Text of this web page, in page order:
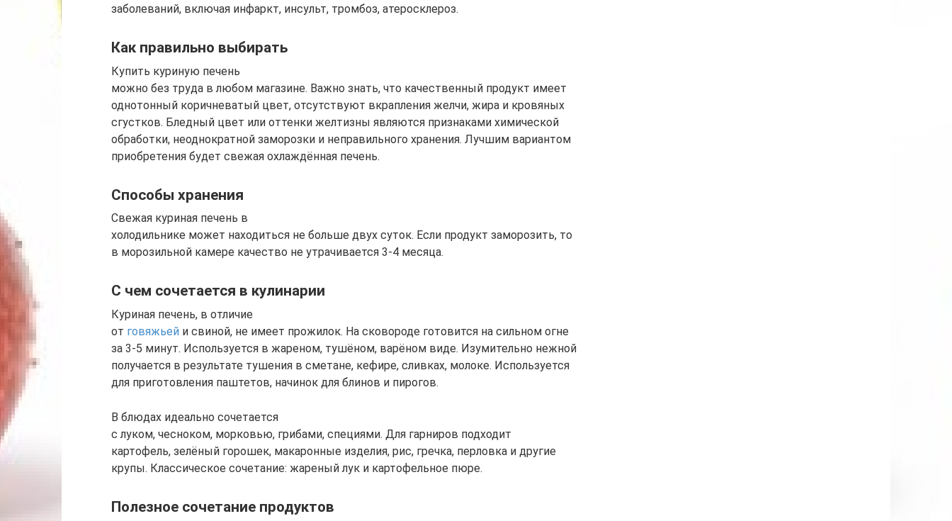
заболеваний, включая инфаркт, инсульт, тромбоз, атеросклероз.
Как правильно выбирать
Купить куриную печень
можно без труда в любом магазине. Важно знать, что качественный продукт имеет
однотонный коричневатый цвет, отсутствуют вкрапления желчи, жира и кровяных
сгустков. Бледный цвет или оттенки желтизны являются признаками химической
обработки, неоднократной заморозки и неправильного хранения. Лучшим вариантом
приобретения будет свежая охлаждённая печень.
Способы хранения
Свежая куриная печень в
холодильнике может находиться не больше двух суток. Если продукт заморозить, то
в морозильной камере качество не утрачивается 3-4 месяца.
С чем сочетается в кулинарии
Куриная печень, в отличие
от говяжьей и свиной, не имеет прожилок. На сковороде готовится на сильном огне
за 3-5 минут. Используется в жареном, тушёном, варёном виде. Изумительно нежной
получается в результате тушения в сметане, кефире, сливках, молоке. Используется
для приготовления паштетов, начинок для блинов и пирогов.
В блюдах идеально сочетается
с луком, чесноком, морковью, грибами, специями. Для гарниров подходит
картофель, зелёный горошек, макаронные изделия, рис, гречка, перловка и другие
крупы. Классическое сочетание: жареный лук и картофельное пюре.
Полезное сочетание продуктов